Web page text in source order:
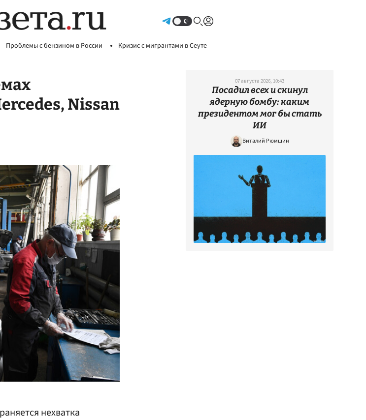
Проблемы с бензином в России Кризис с мигрантами в Сеуте
Nissan
нехватка
07 августа 2026, 10:43
Посадил всех и скинул
ядерную бомбу: каким
президентом мог бы стать
ИИ
Виталий Рюмшин